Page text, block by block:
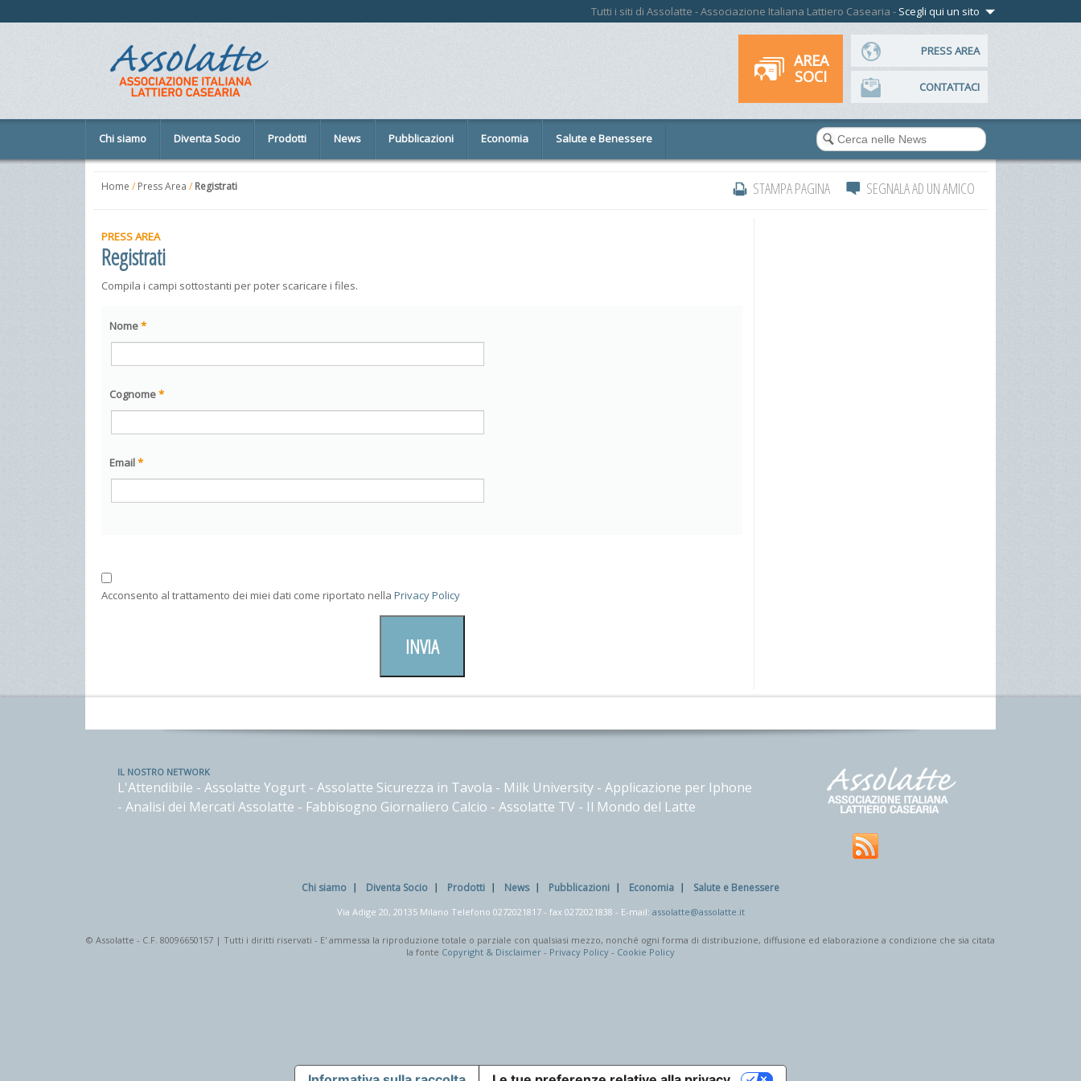
Tutti i siti di Assolatte - Associazione Italiana Lattiero Casearia - Scegli qui un sito
PRESS AREA
CONTATTACI
AREA
SOCI
Chi siamo Diventa Socio Prodotti News Pubblicazioni Economia Salute e Benessere
Home / Press Area / Registrati STAMPA PAGINA SEGNALA AD UN AMICO
PRESS AREA
Registrati
Compila i campi sottostanti per poter scaricare i files.
Nome*
Cognome*
Email*
Acconsento al trattamento dei miei dati come riportato nella Privacy Policy
INVIA
IL NOSTRO NETWORK
L'Attendibile - Assolatte Yogurt - Assolatte Sicurezza in Tavola - Milk University - Applicazione per Iphone
- Analisi dei Mercati Assolatte - Fabbisogno Giornaliero Calcio - Assolatte TV - Il Mondo del Latte
Chi siamo Diventa Socio Prodotti News Pubblicazioni Economia Salute e Benessere
Via Adige 20, 20135 Milano Telefono 0272021817- fax 0272021838 - E-mail: assolatte@assolatte.it
© Assolatte - C.F. 80096650157 | Tutti i diritti riservati - E' ammessa la riproduzione totale o parziale con qualsiasi mezzo, nonché ogni forma di distribuzione, diffusione ed elaborazione a condizione che sia citata
la fonte Copyright & Disclaimer - Privacy Policy - Cookie Policy